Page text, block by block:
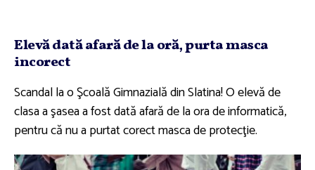
Elevă dată afară de la oră, purta masca
incorect
Scandal la o Şcoală Gimnazială din Slatina! O elevă de
clasa a şasea a fost dată afară de la ora de informatică,
pentru că nu a purtat corect masca de protecţie.